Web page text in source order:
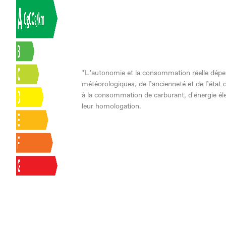
*L’autonomie et la consommation réelle
météorologiques, de l’ancienneté et de
à la consommation de carburant, d'énergie
leur homologation.